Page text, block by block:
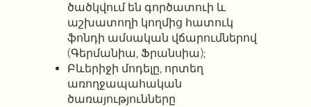
ծածկվում են գործատուի և
աշխատողի կողմից հատուկ
ֆոնդի ամսական վճարումներով
(Գերմանիա, Ֆրանսիա);
Բևերիջի մոդելը, որտեղ
առողջապահական
ծառայությունները